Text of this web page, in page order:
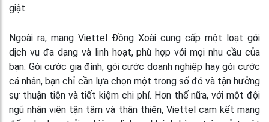
giật.
Ngoài ra, mạng Viettel Đồng Xoài cung cấp một loạt gói
dịch vụ đa dạng và linh hoạt, phù hợp với mọi nhu cầu của
bạn. Gói cước gia đình, gói cước doanh nghiệp hay gói cước
cá nhân, bạn chỉ cần lựa chọn một trong số đó và tận hưởng
sự thuận tiện và tiết kiệm chi phí. Hơn thế nữa, với một đội
ngũ nhân viên tận tâm và thân thiện, Viettel cam kết mang